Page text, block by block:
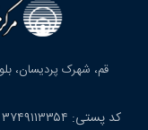
کد پستی: ۳۷۴۹۱۱۳۳۵۴